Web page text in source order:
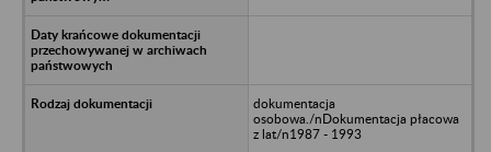
dokumentacja
osobowa./nDokumentacja płacowa
z lat/n1987 - 1993